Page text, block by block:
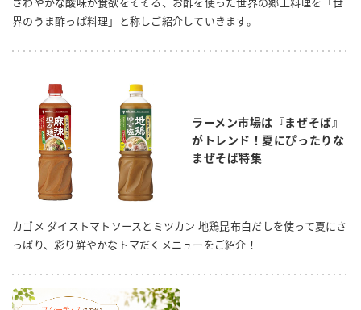
界のうま酢っぱ料理」と称しご紹介していきます。
ラーメン市場は『まぜそば』
がトレンド！夏にぴったりな
まぜそば特集
カゴメ ダイストマトソースとミツカン 地鶏昆布白だしを使って夏にさ
っぱり、彩り鮮やかなトマだくメニューをご紹介！